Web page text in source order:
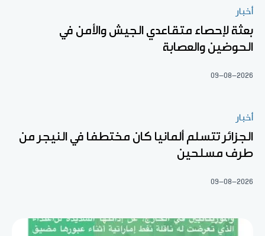
أخبار
بعثة لإحصاء متقاعدي الجيش والأمن في
الحوضين والعصابة
09-08-2026
أخبار
الجزائر تتسلم ألمانيا كان مختطفا في النيجر من
طرف مسلحين
09-08-2026